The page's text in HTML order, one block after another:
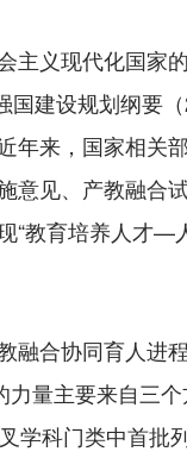
义现代化国家
建设规划纲要
来，国家相关
见、产教融合
“教育培养人才
合协同育人进
量主要来自三
学科门类中首批